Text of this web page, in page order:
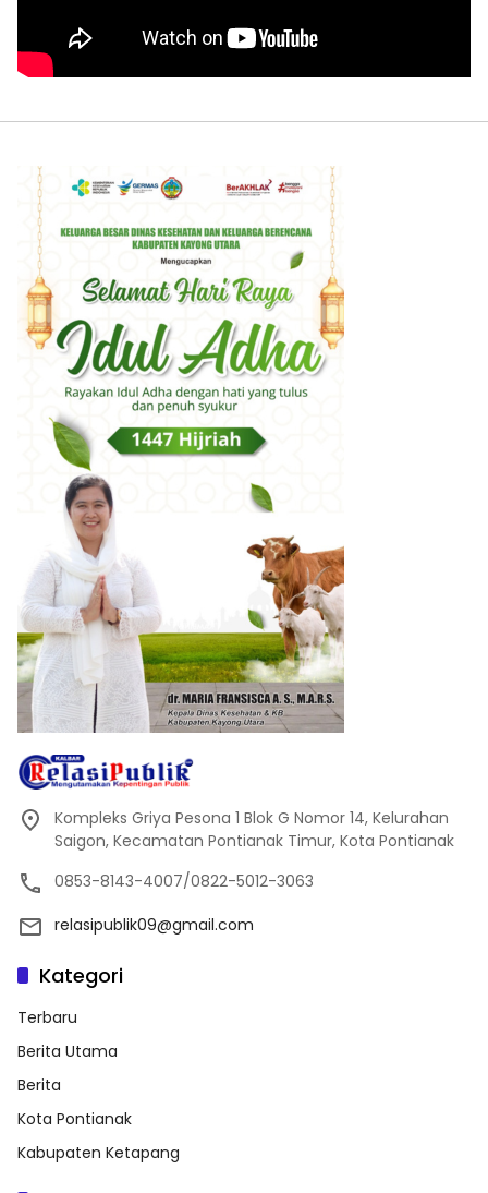
Kompleks Griya Pesona 1 Blok G Nomor 14, Kelurahan
Saigon, Kecamatan Pontianak Timur, Kota Pontianak
0853-8143-4007/0822-5012-3063
relasipublik09@gmail.com
Kategori
Terbaru
Berita Utama
Berita
Kota Pontianak
Kabupaten Ketapang